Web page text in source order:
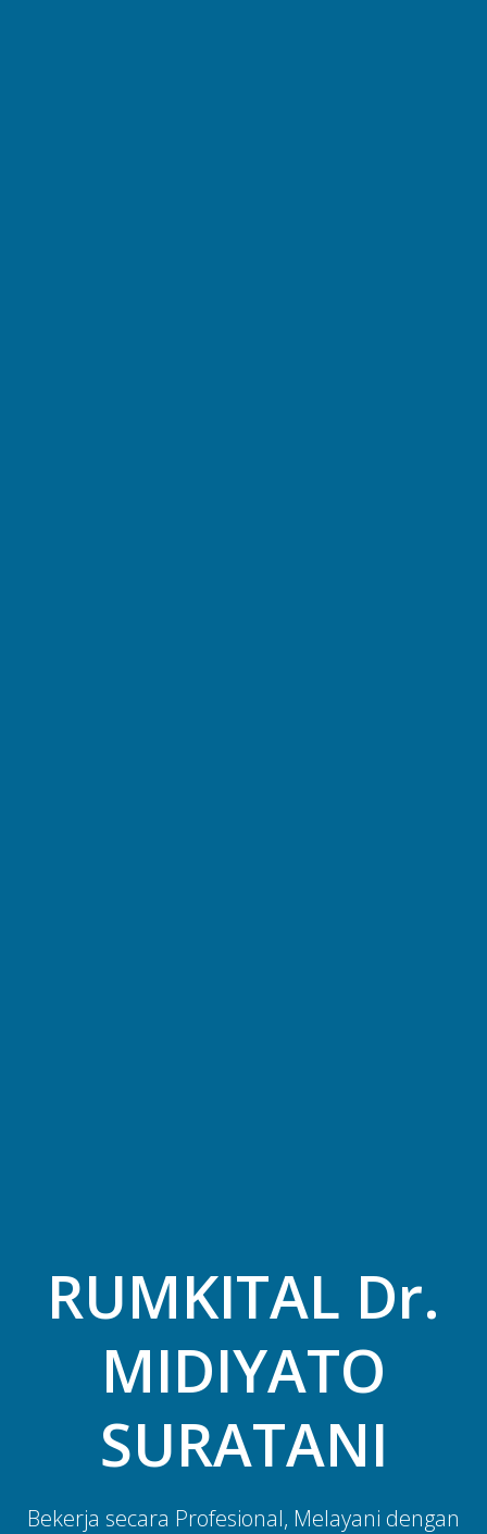
RUMKITAL Dr.
MIDIYATO
SURATANI
Bekerja secara Profesional, Melayani dengan